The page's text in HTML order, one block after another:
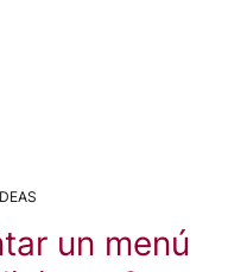
un menú